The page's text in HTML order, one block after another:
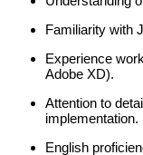
Familiarity with
Experience
Adobe XD).
Attention to
implementation.
English